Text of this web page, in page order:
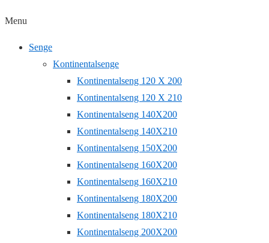
Menu
Senge
Kontinentalsenge
Kontinentalseng 120 X 200
Kontinentalseng 120 X 210
Kontinentalseng 140X200
Kontinentalseng 140X210
Kontinentalseng 150X200
Kontinentalseng 160X200
Kontinentalseng 160X210
Kontinentalseng 180X200
Kontinentalseng 180X210
Kontinentalseng 200X200